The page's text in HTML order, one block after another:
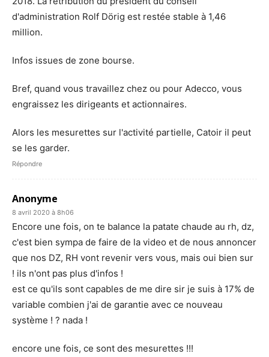
d'administration Rolf Dörig est restée stable à 1,46
million.
Infos issues de zone bourse.
Bref, quand vous travaillez chez ou pour Adecco, vous
engraissez les dirigeants et actionnaires.
Alors les mesurettes sur l'activité partielle, Catoir il peut
se les garder.
Répondre
Anonyme
8 avril 2020 à 8h06
Encore une fois, on te balance la patate chaude au rh, dz,
c'est bien sympa de faire de la video et de nous annoncer
que nos DZ, RH vont revenir vers vous, mais oui bien sur
! ils n'ont pas plus d'infos !
est ce qu'ils sont capables de me dire sir je suis à 17% de
variable combien j'ai de garantie avec ce nouveau
système ! ? nada !
encore une fois, ce sont des mesurettes !!!